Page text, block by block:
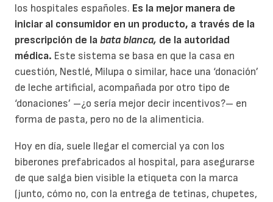
los hospitales españoles. Es la mejor manera de
iniciar al consumidor en un producto, a través de la
prescripción de la bata blanca, de la autoridad
médica. Este sistema se basa en que la casa en
cuestión, Nestlé, Milupa o similar, hace una ‘donación’
de leche artificial, acompañada por otro tipo de
‘donaciones’ –¿o sería mejor decir incentivos?– en
forma de pasta, pero no de la alimenticia.
Hoy en día, suele llegar el comercial ya con los
biberones prefabricados al hospital, para asegurarse
de que salga bien visible la etiqueta con la marca
(junto, cómo no, con la entrega de tetinas, chupetes,